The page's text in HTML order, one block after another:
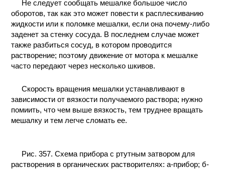
Не следует сообщать мешалке большое число
оборотов, так как это может повести к расплескиванию
жидкости или к поломке мешалки, если она почему-либо
заденет за стенку сосуда. В последнем случае может
также разбиться сосуд, в котором проводится
растворение; поэтому движение от мотора к мешалке
часто передают через несколько шкивов.
Скорость вращения мешалки устанавливают в
зависимости от вязкости получаемого раствора; нужно
помиить, что чем выше вязкость, тем труднее вращать
мешалку и тем легче сломать ее.
Рис. 357. Схема прибора с ртутным затвором для
растворения в органических растворителях: а-прибор; б-